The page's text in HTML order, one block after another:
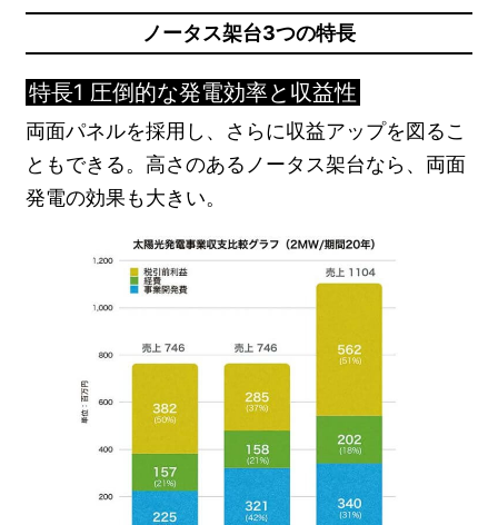
ノータス架台3つの特長
特長1 圧倒的な発電効率と収益性
両面パネルを採用し、さらに収益アップを図るこ
ともできる。高さのあるノータス架台なら、両面
発電の効果も大きい。